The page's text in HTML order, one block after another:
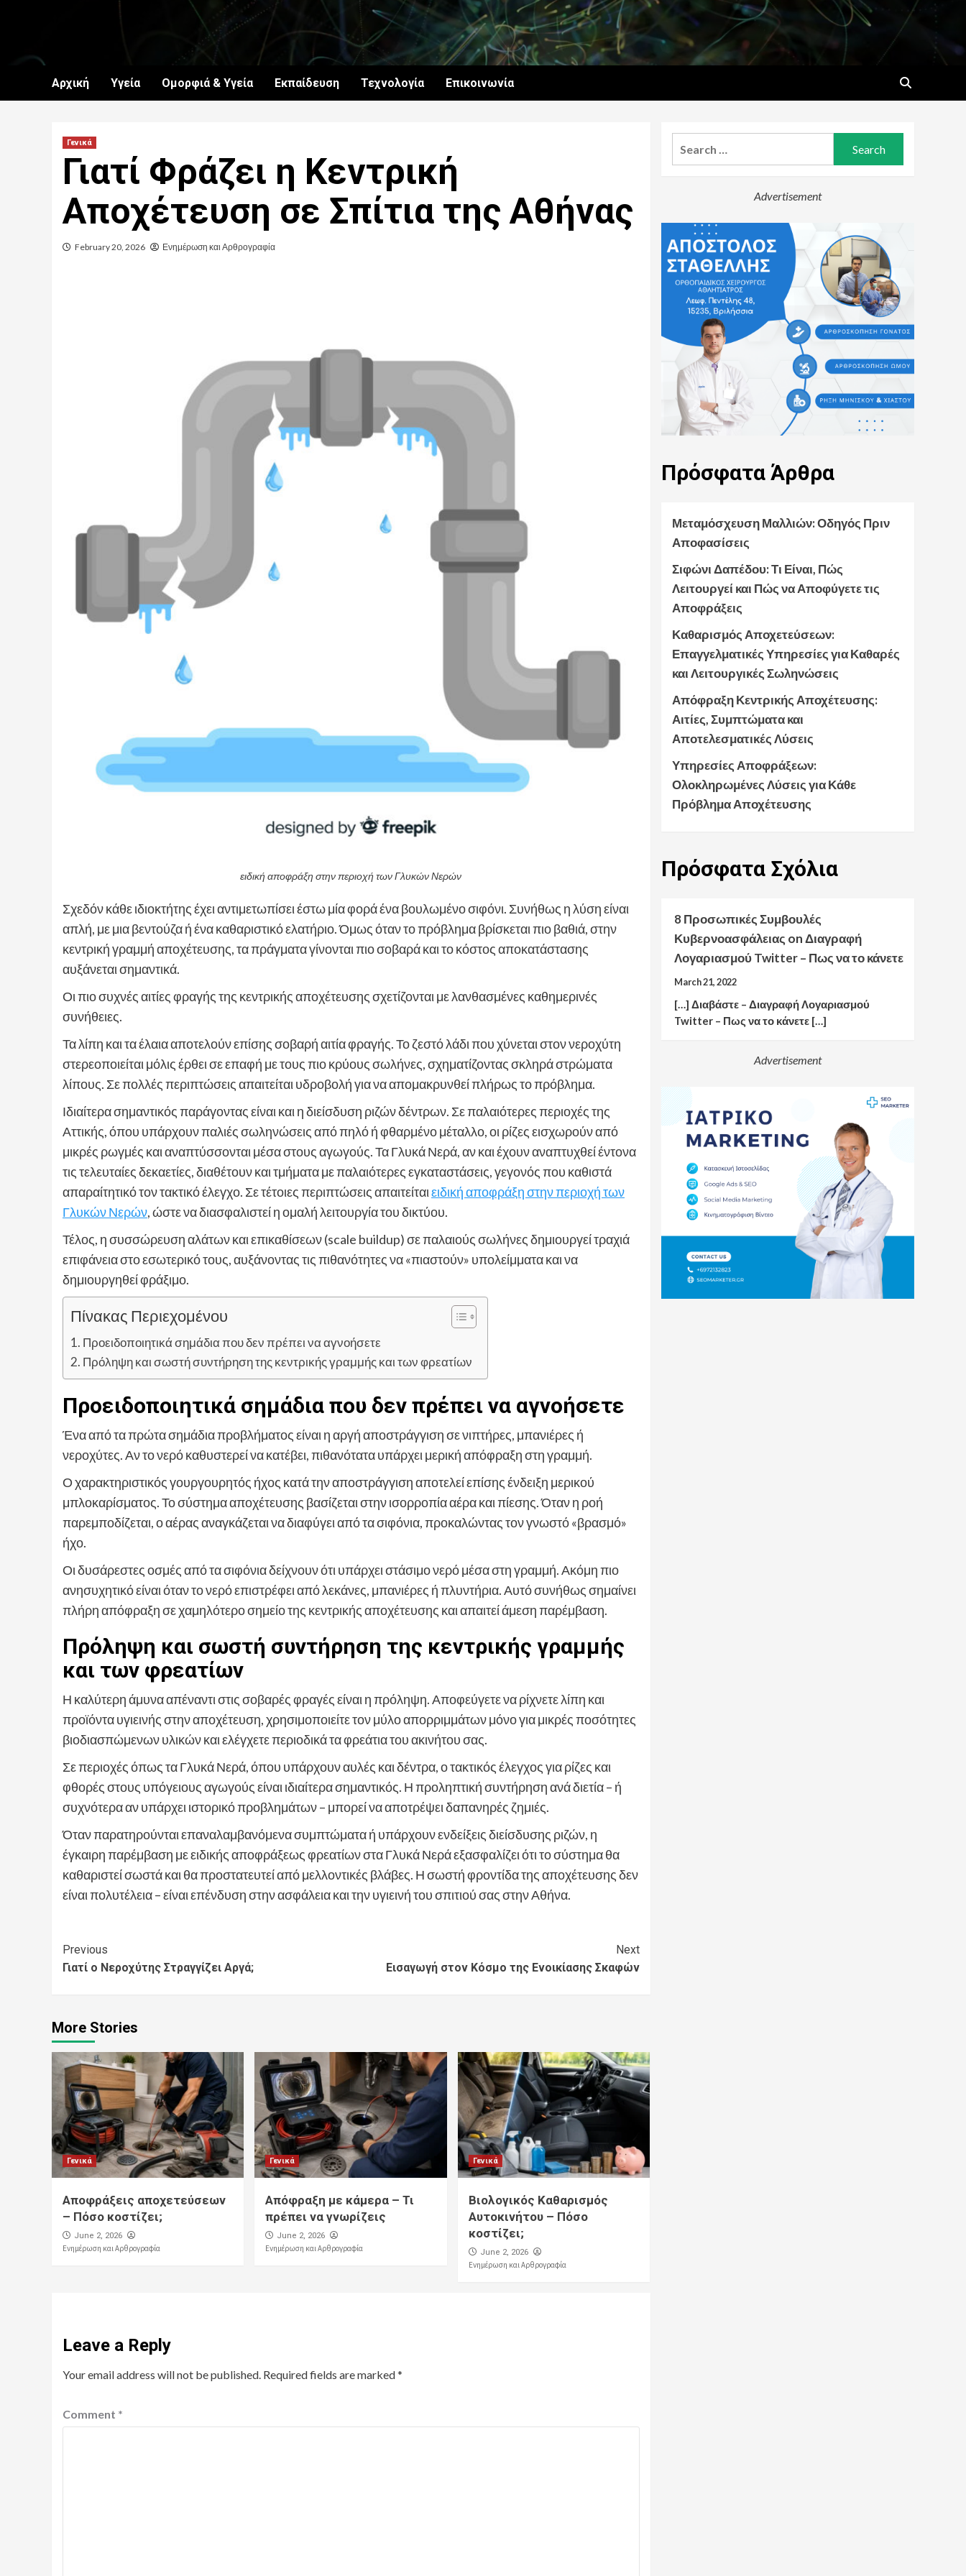
Αρχική Υγεία Ομορφιά & Υγεία Εκπαίδευση Τεχνολογία Επικοινωνία
Γενικά
Γιατί Φράζει η Κεντρική
Αποχέτευση σε Σπίτια της Αθήνας
February 20, 2026 Ενημέρωση και Αρθρογραφία
ειδική αποφράξη στην περιοχή των Γλυκών Νερών
Σχεδόν κάθε ιδιοκτήτης έχει αντιμετωπίσει έστω μία φορά ένα βουλωμένο σιφόνι. Συνήθως η λύση είναι
απλή, με μια βεντούζα ή ένα καθαριστικό ελατήριο. Όμως όταν το πρόβλημα βρίσκεται πιο βαθιά, στην
κεντρική γραμμή αποχέτευσης, τα πράγματα γίνονται πιο σοβαρά και το κόστος αποκατάστασης
αυξάνεται σημαντικά.
Οι πιο συχνές αιτίες φραγής της κεντρικής αποχέτευσης σχετίζονται με λανθασμένες καθημερινές
συνήθειες.
Τα λίπη και τα έλαια αποτελούν επίσης σοβαρή αιτία φραγής. Το ζεστό λάδι που χύνεται στον νεροχύτη
στερεοποιείται μόλις έρθει σε επαφή με τους πιο κρύους σωλήνες, σχηματίζοντας σκληρά στρώματα
λίπους. Σε πολλές περιπτώσεις απαιτείται υδροβολή για να απομακρυνθεί πλήρως το πρόβλημα.
Ιδιαίτερα σημαντικός παράγοντας είναι και η διείσδυση ριζών δέντρων. Σε παλαιότερες περιοχές της
Αττικής, όπου υπάρχουν παλιές σωληνώσεις από πηλό ή φθαρμένο μέταλλο, οι ρίζες εισχωρούν από
μικρές ρωγμές και αναπτύσσονται μέσα στους αγωγούς. Τα Γλυκά Νερά, αν και έχουν αναπτυχθεί έντονα
τις τελευταίες δεκαετίες, διαθέτουν και τμήματα με παλαιότερες εγκαταστάσεις, γεγονός που καθιστά
απαραίτητικό τον τακτικό έλεγχο. Σε τέτοιες περιπτώσεις απαιτείταιειδική αποφράξη στην περιοχή των
Γλυκών Νερών, ώστε να διασφαλιστεί η ομαλή λειτουργία του δικτύου.
Τέλος, η συσσώρευση αλάτων και επικαθίσεων (scale buildup) σε παλαιούς σωλήνες δημιουργεί τραχιά
επιφάνεια στο εσωτερικό τους, αυξάνοντας τις πιθανότητες να «πιαστούν» υπολείμματα και να
δημιουργηθεί φράξιμο.
Πίνακας Περιεχομένου
Προειδοποιητικά σημάδια που δεν πρέπει να αγνοήσετε
Πρόληψη και σωστή συντήρηση της κεντρικής γραμμής και των φρεατίων
Προειδοποιητικά σημάδια που δεν πρέπει να αγνοήσετε
Ένα από τα πρώτα σημάδια προβλήματος είναι η αργή αποστράγγιση σε νιπτήρες, μπανιέρες ή
νεροχύτες. Αν το νερό καθυστερεί να κατέβει, πιθανότατα υπάρχει μερική απόφραξη στη γραμμή.
Ο χαρακτηριστικός γουργουρητός ήχος κατά την αποστράγγιση αποτελεί επίσης ένδειξη μερικού
μπλοκαρίσματος. Το σύστημα αποχέτευσης βασίζεται στην ισορροπία αέρα και πίεσης. Όταν η ροή
παρεμποδίζεται, ο αέρας αναγκάζεται να διαφύγει από τα σιφόνια, προκαλώντας τον γνωστό «βρασμό»
ήχο.
Οι δυσάρεστες οσμές από τα σιφόνια δείχνουν ότι υπάρχει στάσιμο νερό μέσα στη γραμμή. Ακόμη πιο
ανησυχητικό είναι όταν το νερό επιστρέφει από λεκάνες, μπανιέρες ή πλυντήρια. Αυτό συνήθως σημαίνει
πλήρη απόφραξη σε χαμηλότερο σημείο της κεντρικής αποχέτευσης και απαιτεί άμεση παρέμβαση.
Πρόληψη και σωστή συντήρηση της κεντρικής γραμμής
και των φρεατίων
Η καλύτερη άμυνα απέναντι στις σοβαρές φραγές είναι η πρόληψη. Αποφεύγετε να ρίχνετε λίπη και
προϊόντα υγιεινής στην αποχέτευση, χρησιμοποιείτε τον μύλο απορριμμάτων μόνο για μικρές ποσότητες
βιοδιασπώμενων υλικών και ελέγχετε περιοδικά τα φρεάτια του ακινήτου σας.
Σε περιοχές όπως τα Γλυκά Νερά, όπου υπάρχουν αυλές και δέντρα, ο τακτικός έλεγχος για ρίζες και
φθορές στους υπόγειους αγωγούς είναι ιδιαίτερα σημαντικός. Η προληπτική συντήρηση ανά διετία – ή
συχνότερα αν υπάρχει ιστορικό προβλημάτων – μπορεί να αποτρέψει δαπανηρές ζημιές.
Όταν παρατηρούνται επαναλαμβανόμενα συμπτώματα ή υπάρχουν ενδείξεις διείσδυσης ριζών, η
έγκαιρη παρέμβαση με ειδικής αποφράξεως φρεατίων στα Γλυκά Νερά εξασφαλίζει ότι το σύστημα θα
καθαριστεί σωστά και θα προστατευτεί από μελλοντικές βλάβες. Η σωστή φροντίδα της αποχέτευσης δεν
είναι πολυτέλεια – είναι επένδυση στην ασφάλεια και την υγιεινή του σπιτιού σας στην Αθήνα.
Continue
Reading
Previous
Γιατί ο Νεροχύτης Στραγγίζει Αργά;
Next
Εισαγωγή στον Kόσμο της Ενοικίασης Σκαφών
More Stories
Γενικά
Αποφράξεις αποχετεύσεων
– Πόσο κοστίζει;
June 2, 2026
Ενημέρωση και Αρθρογραφία
Γενικά
Απόφραξη με κάμερα – Τι
πρέπει να γνωρίζεις
June 2, 2026
Ενημέρωση και Αρθρογραφία
Γενικά
Βιολογικός Καθαρισμός
Αυτοκινήτου – Πόσο
κοστίζει;
June 2, 2026
Ενημέρωση και Αρθρογραφία
Leave a Reply
Your email address will not be published. Required fields are marked*
Comment *
Advertisement
ΠρόσφαταΆρθρα
Μεταμόσχευση Μαλλιών: Οδηγός Πριν
Αποφασίσεις
Σιφώνι Δαπέδου: Τι Είναι, Πώς
Λειτουργεί και Πώς να Αποφύγετε τις
Αποφράξεις
Καθαρισμός Αποχετεύσεων:
Επαγγελματικές Υπηρεσίες για Καθαρές
και Λειτουργικές Σωληνώσεις
Απόφραξη Κεντρικής Αποχέτευσης:
Αιτίες, Συμπτώματα και
Αποτελεσματικές Λύσεις
Υπηρεσίες Αποφράξεων:
Ολοκληρωμένες Λύσεις για Κάθε
Πρόβλημα Αποχέτευσης
ΠρόσφαταΣχόλια
8 Προσωπικές Συμβουλές
Κυβερνοασφάλειας onΔιαγραφή
Λογαριασμού Twitter – Πως να το κάνετε
March 21, 2022
[…] Διαβάστε – Διαγραφή Λογαριασμού
Twitter – Πως να το κάνετε […]
Advertisement